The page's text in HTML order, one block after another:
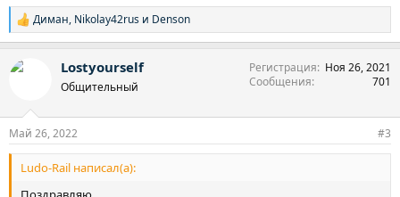
Р
е
к
Диман, Nikolay42rus и Denson
Lostyourself
Общительный
Регистрация
Ноя 26, 2021
Сообщения
701
Май 26, 2022 #3
Ludo-Rail написал(а):